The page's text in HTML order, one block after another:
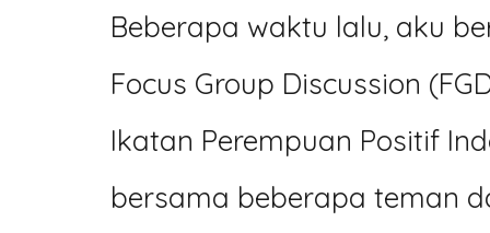
Beberapa waktu lalu, aku
Focus Group Discussion
Ikatan Perempuan Positif
bersama beberapa teman